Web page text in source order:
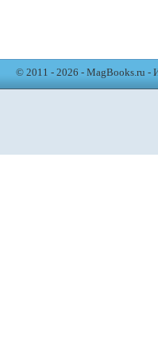
© 2011 - 2026 - MagBooks.ru -